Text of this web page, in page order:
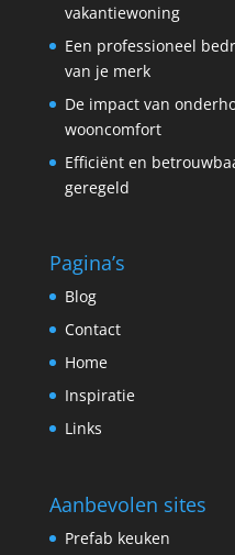
vakantiewoning
Een professioneel
van je merk
De impact van
wooncomfort
Efficiënt en
geregeld
Pagina’s
Blog
Contact
Home
Inspiratie
Links
Aanbevolen sites
Prefab keuken